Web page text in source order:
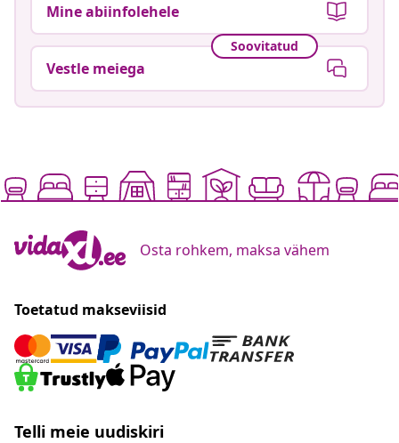
Mine abiinfolehele
Soovitatud
Vestle meiega
Osta rohkem, maksa vähem
Toetatud makseviisid
Telli meie uudiskiri